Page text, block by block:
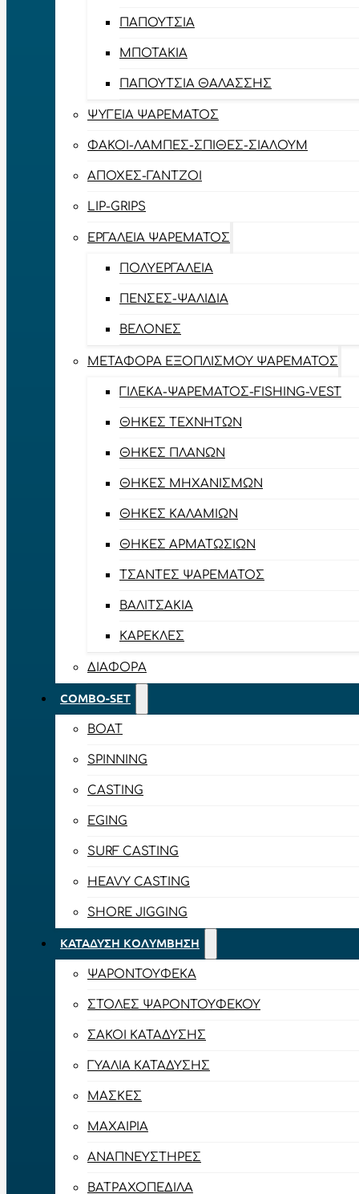
ΠΑΠΟΎΤΣΙΑ
ΜΠΟΤΆΚΙΑ
ΠΑΠΟΎΤΣΙΑ ΘΑΛΆΣΣΗΣ
ΨΥΓΕΊΑ ΨΑΡΈΜΑΤΟΣ
ΦΑΚΟΊ-ΛΆΜΠΕΣ-ΣΠΊΘΕΣ-ΣΊΑΛΟΥΜ
ΑΠΌΧΕΣ-ΓΆΝΤΖΟΙ
LIP-GRIPS
EΡΓΑΛΕΊΑ ΨΑΡΈΜΑΤΟΣ
ΠΟΛΥΕΡΓΑΛΕΊΑ
ΠΈΝΣΕΣ-ΨΑΛΊΔΙΑ
ΒΕΛΌΝΕΣ
ΜΕΤΑΦΟΡΆ ΕΞΟΠΛΙΣΜΟΎ ΨΑΡΈΜΑΤΟΣ
ΓΙΛΈΚΑ-ΨΑΡΈΜΑΤΟΣ-FISHING-VEST
ΘΉΚΕΣ ΤΕΧΝΗΤΏΝ
ΘΉΚΕΣ ΠΛΆΝΩΝ
ΘΉΚΕΣ ΜΗΧΑΝΙΣΜΏΝ
ΘΉΚΕΣ ΚΑΛΑΜΙΏΝ
ΘΉΚΕΣ ΑΡΜΑΤΩΣΙΏΝ
ΤΣΆΝΤΕΣ ΨΑΡΈΜΑΤΟΣ
ΒΑΛΙΤΣΆΚΙΑ
ΚΑΡΈΚΛΕΣ
ΔΙΆΦΟΡΑ
COMBO-SET
BOAT
SPINNING
CASTING
EGING
SURF CASTING
HEAVY CASTING
SHORE JIGGING
ΚΑΤΆΔΥΣΗ ΚΟΛΎΜΒΗΣΗ
ΨΑΡΟΝΤΟΎΦΕΚΑ
ΣΤΟΛΈΣ ΨΑΡΟΝΤΟΎΦΕΚΟΥ
ΣΆΚΟΙ ΚΑΤΆΔΥΣΗΣ
ΓΥΑΛΙΆ ΚΑΤΆΔΥΣΗΣ
ΜΆΣΚΕΣ
ΜΑΧΑΊΡΙΑ
ΑΝΑΠΝΕΥΣΤΉΡΕΣ
ΒΑΤΡΑΧΟΠΈΔΙΛΑ